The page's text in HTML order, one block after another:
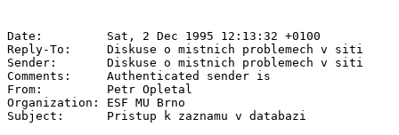
Date:         Sat, 2 Dec 1995 12:13:32 +0100
Reply-To:     Diskuse o mistnich problemech v siti
Sender:       Diskuse o mistnich problemech v siti
Comments:     Authenticated sender is
From:         Petr Opletal
Organization: ESF MU Brno
Subject:      Pristup k zaznamu v databazi